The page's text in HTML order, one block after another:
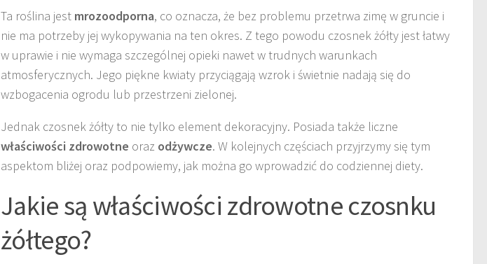
Ta roślina jest mrozoodporna, co oznacza, że bez problemu przetrwa zimę w gruncie i
nie ma potrzeby jej wykopywania na ten okres. Z tego powodu czosnek żółty jest łatwy
w uprawie i nie wymaga szczególnej opieki nawet w trudnych warunkach
atmosferycznych. Jego piękne kwiaty przyciągają wzrok i świetnie nadają się do
wzbogacenia ogrodu lub przestrzeni zielonej.
Jednak czosnek żółty to nie tylko element dekoracyjny. Posiada także liczne
właściwości zdrowotne oraz odżywcze. W kolejnych częściach przyjrzymy się tym
aspektom bliżej oraz podpowiemy, jak można go wprowadzić do codziennej diety.
Jakie są właściwości zdrowotne czosnku
żółtego?